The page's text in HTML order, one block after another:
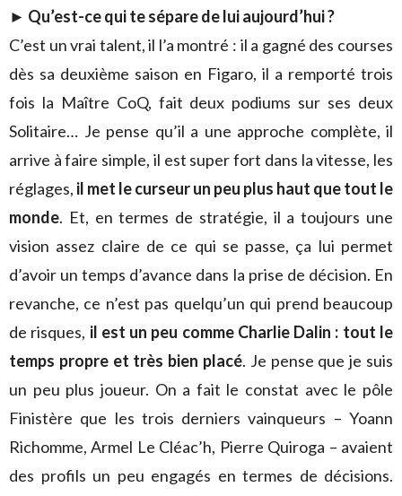
► Qu’est-ce qui te sépare de lui aujourd’hui ?
C’est un vrai talent, il l’a montré : il a gagné des courses
dès sa deuxième saison en Figaro, il a remporté trois
fois la Maître CoQ, fait deux podiums sur ses deux
Solitaire… Je pense qu’il a une approche complète, il
arrive à faire simple, il est super fort dans la vitesse, les
réglages, il met le curseur un peu plus haut que tout le
monde. Et, en termes de stratégie, il a toujours une
vision assez claire de ce qui se passe, ça lui permet
d’avoir un temps d’avance dans la prise de décision. En
revanche, ce n’est pas quelqu’un qui prend beaucoup
de risques, il est un peu comme Charlie Dalin : tout le
temps propre et très bien placé. Je pense que je suis
un peu plus joueur. On a fait le constat avec le pôle
Finistère que les trois derniers vainqueurs – Yoann
Richomme, Armel Le Cléac’h, Pierre Quiroga – avaient
des profils un peu engagés en termes de décisions.